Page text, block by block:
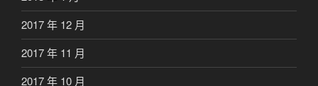
2017 年 12 月
2017 年 11 月
2017 年 10 月